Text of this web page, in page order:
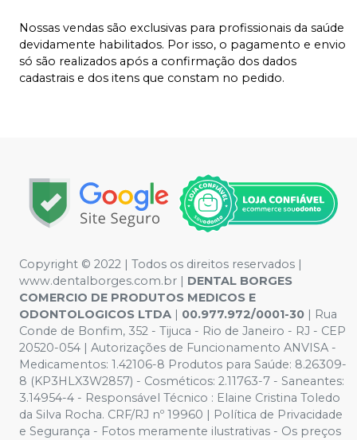
Nossas vendas são exclusivas para profissionais da saúde
devidamente habilitados. Por isso, o pagamento e envio
só são realizados após a confirmação dos dados
cadastrais e dos itens que constam no pedido.
Copyright © 2022 | Todos os direitos reservados |
www.dentalborges.com.br | DENTAL BORGES
COMERCIO DE PRODUTOS MEDICOS E
ODONTOLOGICOS LTDA | 00.977.972/0001-30 | Rua
Conde de Bonfim, 352 - Tijuca - Rio de Janeiro - RJ - CEP
20520-054 | Autorizações de Funcionamento ANVISA -
Medicamentos: 1.42106-8 Produtos para Saúde: 8.26309-
8 (KP3HLX3W2857) - Cosméticos: 2.11763-7 - Saneantes:
3.14954-4 - Responsável Técnico : Elaine Cristina Toledo
da Silva Rocha. CRF/RJ nº 19960 | Política de Privacidade
e Segurança - Fotos meramente ilustrativas - Os preços